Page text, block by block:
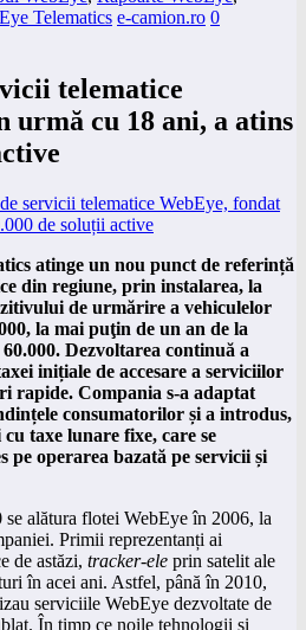
Telematics e-camion.ro 0
telematice
urmă cu 18 ani, a atins
atinge un nou punct de referință
din regiune, prin instalarea, la
de urmărire a vehiculelor
la mai puţin de un an de la
Dezvoltarea continuă a
inițiale de accesare a serviciilor
rapide. Compania s-a adaptat
consumatorilor și a introdus,
taxe lunare fixe, care se
pe operarea bazată pe servicii și
alătura flotei WebEye în 2006, la
Primii reprezentanți ai
de astăzi, tracker-ele prin satelit ale
în acei ani. Astfel, până în 2010,
serviciile WebEye dezvoltate de
În timp ce noile tehnologii și